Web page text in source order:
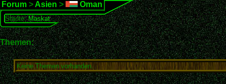
Forum > Asien > Oman
Städte:Maskat
Themen:
Keine Themen vorhanden.